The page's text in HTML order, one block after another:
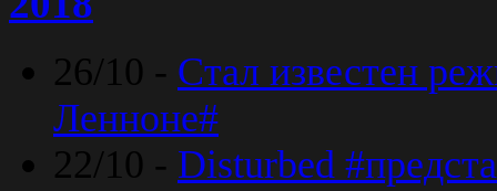
26/10 - Стал известен
Ленноне#
22/10 - Disturbed